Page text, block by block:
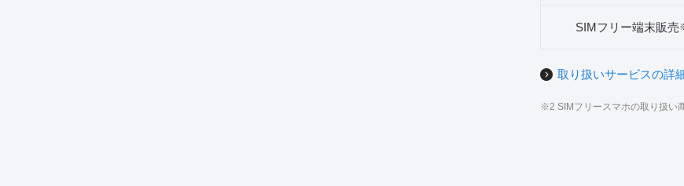
SIMフリー端末販売
取り扱いサービスの詳
※2 SIMフリースマホの取り扱い